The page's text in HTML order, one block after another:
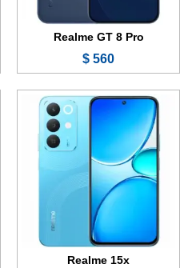
Realme GT 8 Pro
560 $
Realme 15x
عرض الموصفات ←
الشاشة:
الذاكرة الداخلية:
غير معروفة
الرام:غير معروف
نظام التشغيل:نظام خاص بشركة Realme
غير معروف
عرض الموصفات ←